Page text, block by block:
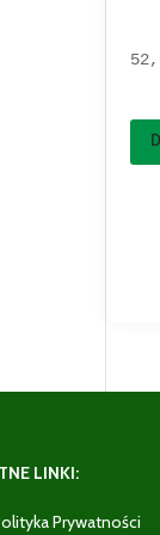
LINKI:
Prywatności